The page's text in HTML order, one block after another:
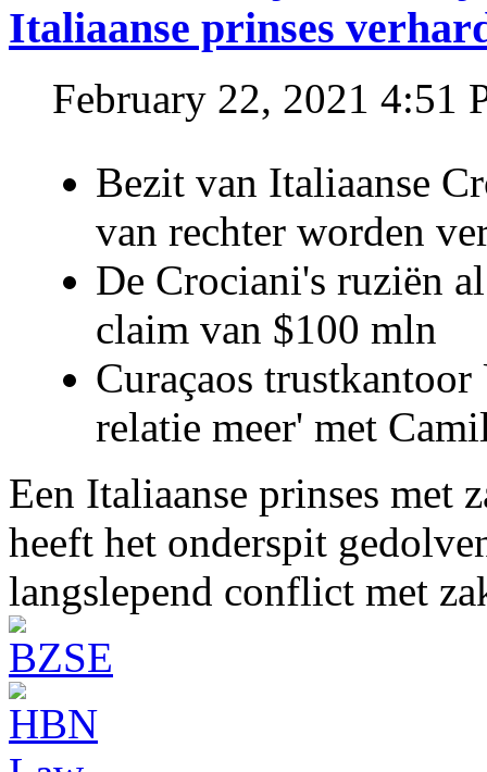
Italiaanse prinses
February 22, 2021 4:51
Bezit van Italiaanse
van rechter worden
De Crociani's ruziën
claim van $100 mln
Curaçaos
relatie meer' met
Een Italiaanse prinses met
heeft het onderspit
langslepend conflict met